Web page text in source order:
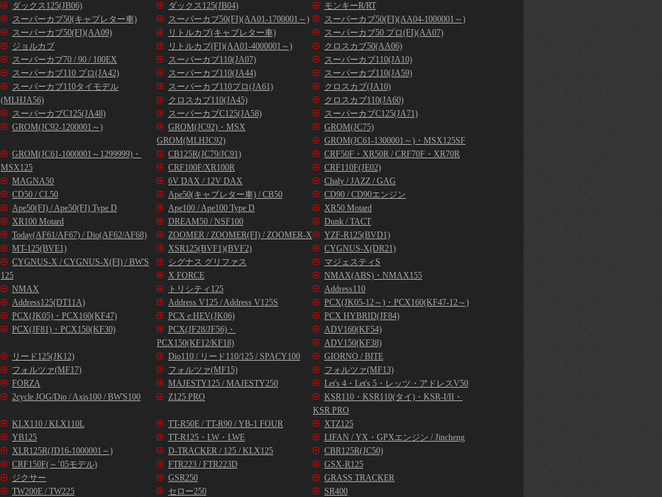
ダックス125(JB06)
ダックス125(JB04)
モンキーR/RT
スーパーカブ50(キャブレター車)
スーパーカブ50(FI)(AA01-1700001～)
スーパーカブ50(FI)(AA04-1000001～)
スーパーカブ50(FI)(AA09)
リトルカブ(キャブレター車)
スーパーカブ50 プロ(FI)(AA07)
ジョルカブ
リトルカブ(FI)(AA01-4000001～)
クロスカブ50(AA06)
スーパーカブ70 / 90 / 100EX
スーパーカブ110(JA07)
スーパーカブ110(JA10)
スーパーカブ110 プロ(JA42)
スーパーカブ110(JA44)
スーパーカブ110(JA59)
スーパーカブ110タイモデル
(MLHJA56)
スーパーカブ110プロ(JA61)
クロスカブ(JA10)
クロスカブ110(JA45)
クロスカブ110(JA60)
スーパーカブC125(JA48)
スーパーカブC125(JA58)
スーパーカブC125(JA71)
GROM(JC92-1200001～)
GROM(JC92)・MSX
GROM(MLHJC92)
GROM(JC75)
GROM(JC61-1300001～)・MSX125SF
GROM(JC61-1000001～1299999)・
MSX125
CB125R(JC79/JC91)
CRF50F・XR50R / CRF70F・XR70R
CRF100F/XR100R
CRF110F(JE02)
MAGNA50
6V DAX / 12V DAX
Chaly / JAZZ / GAG
CD50 / CL50
Ape50(キャブレター車) / CB50
CD90 / CD90エンジン
Ape50(FI) / Ape50(FI) Type D
Ape100 / Ape100 Type D
XR50 Motard
XR100 Motard
DREAM50 / NSF100
Dunk / TACT
Today(AF61/AF67) / Dio(AF62/AF68)
ZOOMER / ZOOMER(FI) / ZOOMER-X
YZF-R125(BVD1)
MT-125(BVE1)
XSR125(BVF1)(BVF2)
CYGNUS-X(DR21)
CYGNUS-X / CYGNUS-X(FI) / BW'S
125
シグナス グリファス
マジェスティS
X FORCE
NMAX(ABS)・NMAX155
NMAX
トリシティ125
Address110
Address125(DT11A)
Address V125 / Address V125S
PCX(JK05-12～)・PCX160(KF47-12～)
PCX(JK05)・PCX160(KF47)
PCX e:HEV(JK06)
PCX HYBRID(JF84)
PCX(JF81)・PCX150(KF30)
PCX(JF28/JF56)・
PCX150(KF12/KF18)
ADV160(KF54)
ADV150(KF38)
リード125(JK12)
Dio110 / リード110/125 / SPACY100
GIORNO / BITE
フォルツァ(MF17)
フォルツァ(MF15)
フォルツァ(MF13)
FORZA
MAJESTY125 / MAJESTY250
Let's 4・Let's 5・レッツ・アドレスV50
2cycle JOG/Dio / Axis100 / BW'S100
Z125 PRO
KSR110・KSR110(タイ)・KSR-I/II・
KSR PRO
KLX110 / KLX110L
TT-R50E / TT-R90 / YB-1 FOUR
XTZ125
YB125
TT-R125・LW・LWE
LIFAN / YX・GPXエンジン / Jincheng
XLR125R(JD16-1000001～)
D-TRACKER / 125 / KLX125
CBR125R(JC50)
CRF150F(～’05モデル)
FTR223 / FTR223D
GSX-R125
ジクサー
GSR250
GRASS TRACKER
TW200E / TW225
セロー250
SR400